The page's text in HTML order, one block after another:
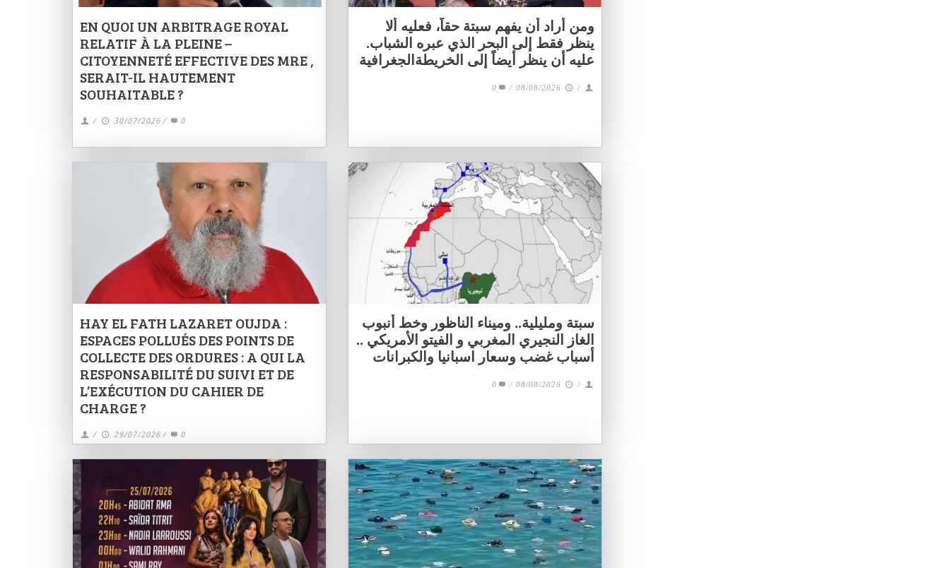
EN QUOI UN ARBITRAGE ROYAL
RELATIF À LA PLEINE –
CITOYENNETÉ EFFECTIVE DES MRE ,
SERAIT-IL HAUTEMENT
SOUHAITABLE ?
/ 30/07/2026 / 0
HAY EL FATH LAZARET OUJDA :
ESPACES POLLUÉS DES POINTS DE
COLLECTE DES ORDURES : A QUI LA
RESPONSABILITÉ DU SUIVI ET DE
L’EXÉCUTION DU CAHIER DE
CHARGE ?
/ 29/07/2026 / 0
ومن أراد أن يفهم سبتة حقاً، فعليه ألا
ينظر فقط إلى البحر الذي عبره الشباب.
عليه أن ينظر أيضاً إلى الخريطةالجغرافية
/
08/08/2026
/
0
سبتة ومليلية.. وميناء الناظور وخط أنبوب
الغاز النجيري المغربي و الفيتو الأمريكي ..
أسباب غضب وسعار اسبانيا والكبرانات
/
08/08/2026
/
0